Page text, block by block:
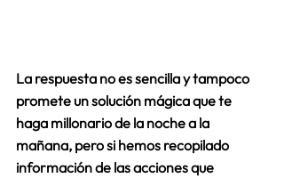
La respuesta no es sencilla y tampoco
promete un solución mágica que te
haga millonario de la noche a la
mañana, pero si hemos recopilado
información de las acciones que